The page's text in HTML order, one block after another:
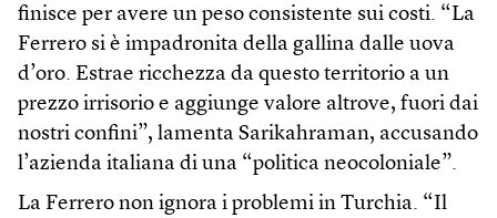
finisce per avere un peso consistente sui costi. “La
Ferrero si è impadronita della gallina dalle uova
d’oro. Estrae ricchezza da questo territorio a un
prezzo irrisorio e aggiunge valore altrove, fuori dai
nostri confini”, lamenta Sarikahraman, accusando
l’azienda italiana di una “politica neocoloniale”.
La Ferrero non ignora i problemi in Turchia. “Il